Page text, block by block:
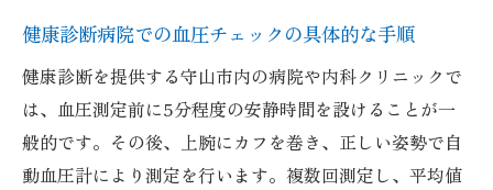
健康診断病院での血圧チェックの具体的な手順
健康診断を提供する守山市内の病院や内科クリニックで
は、血圧測定前に5分程度の安静時間を設けることが一
般的です。その後、上腕にカフを巻き、正しい姿勢で自
動血圧計により測定を行います。複数回測定し、平均値